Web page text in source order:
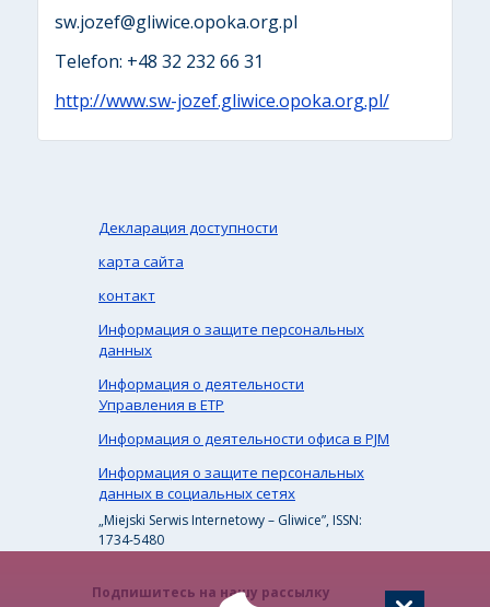
sw.jozef@gliwice.opoka.org.pl
Telefon: +48 32 232 66 31
http://www.sw-jozef.gliwice.opoka.org.pl/
Декларация доступности
карта сайта
контакт
Информация о защите персональных
данных
Информация о деятельности
Управления в ЕТР
Информация о деятельности офиса в PJM
Информация о защите персональных
данных в социальных сетях
„Miejski Serwis Internetowy – Gliwice”, ISSN:
1734-5480
Подпишитесь на нашу рассылку